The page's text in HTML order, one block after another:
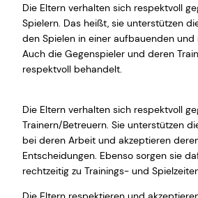
Die Eltern verhalten sich respektvoll
Spielern. Das heißt, sie unterstützen
den Spielen in einer aufbauenden
Auch die Gegenspieler und deren
respektvoll behandelt.
Die Eltern verhalten sich respektvoll
Trainern/Betreuern. Sie unterstützen
bei deren Arbeit und akzeptieren
Entscheidungen. Ebenso sorgen sie
rechtzeitig zu Trainings- und